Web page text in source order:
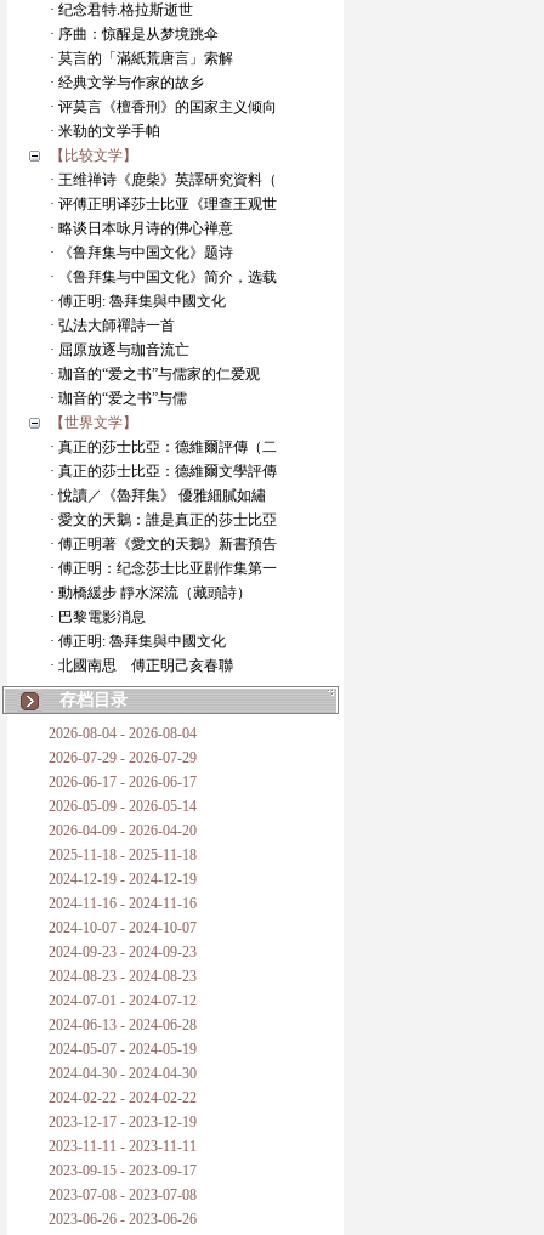
· 纪念君特.格拉斯逝世
· 序曲：惊醒是从梦境跳伞
· 莫言的「滿紙荒唐言」索解
· 经典文学与作家的故乡
· 评莫言《檀香刑》的国家主义倾向
· 米勒的文学手帕
【比较文学】
· 王维禅诗《鹿柴》英譯研究資料（
· 评傅正明译莎士比亚《理查王观世
· 略谈日本咏月诗的佛心禅意
· 《鲁拜集与中国文化》题诗
· 《鲁拜集与中国文化》简介，选载
· 傅正明: 魯拜集與中國文化
· 弘法大師禪詩一首
· 屈原放逐与珈音流亡
· 珈音的“爱之书”与儒家的仁爱观
· 珈音的“爱之书”与儒
【世界文学】
· 真正的莎士比亞：德維爾評傳（二
· 真正的莎士比亞：德維爾文學評傳
· 悅讀／《魯拜集》 優雅細膩如繡
· 愛文的天鵝：誰是真正的莎士比亞
· 傅正明著《愛文的天鵝》新書預告
· 傅正明：纪念莎士比亚剧作集第一
· 動橋緩步 靜水深流（藏頭詩）
· 巴黎電影消息
· 傅正明: 魯拜集與中國文化
· 北國南思 傅正明己亥春聯
存档目录
2026-08-04 - 2026-08-04
2026-07-29 - 2026-07-29
2026-06-17 - 2026-06-17
2026-05-09 - 2026-05-14
2026-04-09 - 2026-04-20
2025-11-18 - 2025-11-18
2024-12-19 - 2024-12-19
2024-11-16 - 2024-11-16
2024-10-07 - 2024-10-07
2024-09-23 - 2024-09-23
2024-08-23 - 2024-08-23
2024-07-01 - 2024-07-12
2024-06-13 - 2024-06-28
2024-05-07 - 2024-05-19
2024-04-30 - 2024-04-30
2024-02-22 - 2024-02-22
2023-12-17 - 2023-12-19
2023-11-11 - 2023-11-11
2023-09-15 - 2023-09-17
2023-07-08 - 2023-07-08
2023-06-26 - 2023-06-26